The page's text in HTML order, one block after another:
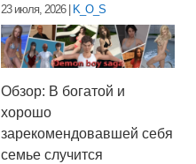
23 июля, 2026| K_O_S
Обзор: В богатой и
хорошо
зарекомендовавшей себя
семье случится